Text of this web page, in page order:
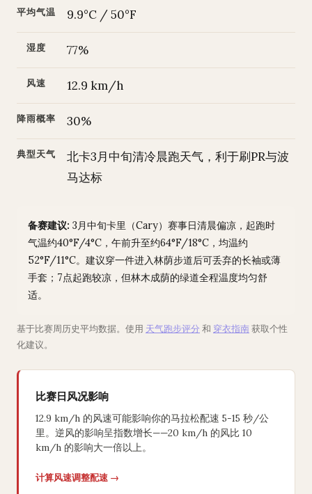
平均气温 9.9°C / 50°F
湿度 77%
风速 12.9 km/h
降雨概率 30%
典型天气
北卡3月中旬清冷晨跑天气，利于刷PR与波
马达标
备赛建议: 3月中旬卡里（Cary）赛事日清晨偏凉，起跑时
气温约40°F/4°C，午前升至约64°F/18°C，均温约
52°F/11°C。建议穿一件进入林荫步道后可丢弃的长袖或薄
手套；7点起跑较凉，但林木成荫的绿道全程温度均匀舒
适。
基于比赛周历史平均数据。使用 天气跑步评分 和 穿衣指南获取个性
化建议。
比赛日风况影响
12.9 km/h 的风速可能影响你的马拉松配速 5-15 秒/公
里。逆风的影响呈指数增长——20 km/h 的风比 10
km/h 的影响大一倍以上。
计算风速调整配速 →